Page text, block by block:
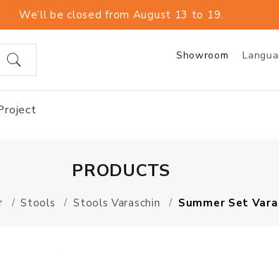
We’ll be closed from August 13 to 19.
Showroom
PRODUCTS
Stools Stools Varaschin Summer Set